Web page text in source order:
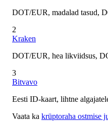
DOT/EUR, madalad tasud,
2
Kraken
DOT/EUR, hea likviidsus,
3
Bitvavo
Eesti ID-kaart, lihtne
Vaata ka krüptoraha ostmise